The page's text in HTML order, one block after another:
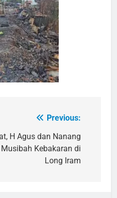
Previous:
H Agus dan Nanang
Kebakaran di
Long Iram